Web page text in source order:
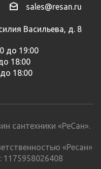
sales@resan.ru
Васильева, д. 8
до 19:00
18:00
18:00
сантехники «РеСан».
«Ресан»